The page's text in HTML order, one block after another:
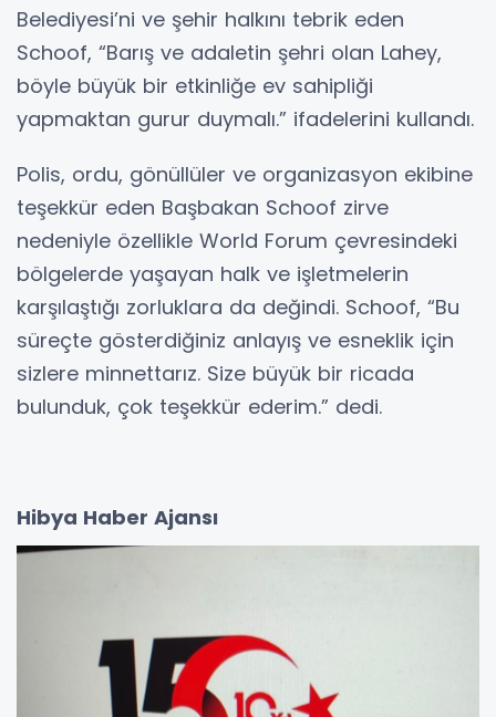
Belediyesi’ni ve şehir halkını tebrik eden
Schoof, “Barış ve adaletin şehri olan Lahey,
böyle büyük bir etkinliğe ev sahipliği
yapmaktan gurur duymalı.” ifadelerini kullandı.
Polis, ordu, gönüllüler ve organizasyon ekibine
teşekkür eden Başbakan Schoof zirve
nedeniyle özellikle World Forum çevresindeki
bölgelerde yaşayan halk ve işletmelerin
karşılaştığı zorluklara da değindi. Schoof, “Bu
süreçte gösterdiğiniz anlayış ve esneklik için
sizlere minnettarız. Size büyük bir ricada
bulunduk, çok teşekkür ederim.” dedi.
Hibya Haber Ajansı